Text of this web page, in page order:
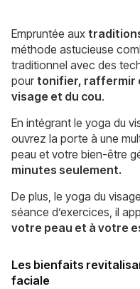
Empruntée aux
méthode astucieuse
traditionnel avec des
pour tonifier, raffermir
visage et du cou.
En intégrant le yoga du
ouvrez la porte à une
peau et votre bien-être
minutes seulement.
De plus, le yoga du
séance d’exercices, il
votre peau et à votre
Les bienfaits
faciale